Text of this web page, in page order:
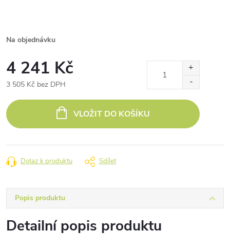
Na objednávku
4 241 Kč
3 505 Kč bez DPH
cena:
VLOŽIT DO KOŠÍKU
Dotaz k produktu Sdílet
Popis produktu
Detailní popis produktu